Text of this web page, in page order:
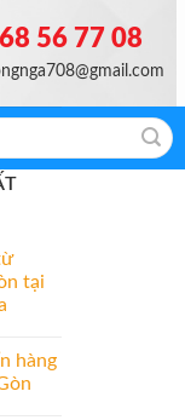
56 77 08
tại
hàng